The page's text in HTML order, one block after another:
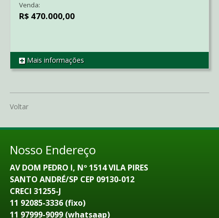
REF SO1481
Venda:
R$ 470.000,00
Mais informações
Voltar
Nosso Endereço
AV DOM PEDRO I, Nº 1514 VILA PIRES
SANTO ANDRÉ/SP CEP 09130-012
CRECI 31255-J
11 92085-3336 (fixo)
11 97999-9099 (whatsaap)